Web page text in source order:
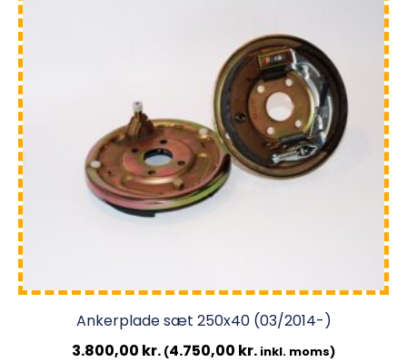
Ankerplade sæt 250x40 (03/2014-)
3.800,00 kr. (4.750,00 kr. inkl. moms)